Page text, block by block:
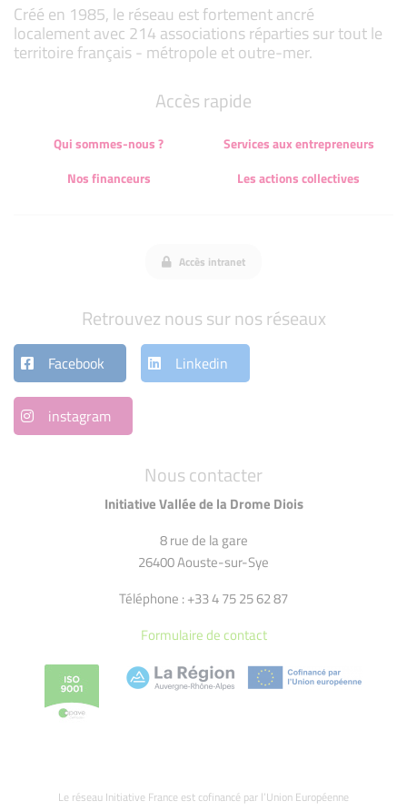
Créé en 1985, le réseau est fortement ancré
localement avec 214 associations réparties sur tout le
territoire français - métropole et outre-mer.
Nous contacter
Initiative Vallée de la Drome Diois
8 rue de la gare
26400 Aouste-sur-Sye
Téléphone : +33 4 75 25 62 87
Formulaire de contact
Le réseau Initiative France est cofinancé par l’Union Européenne
Accès rapide
Qui sommes-nous ?
Services aux entrepreneurs
Nos financeurs
Les actions collectives
Accès intranet
Retrouvez nous sur nos réseaux
Facebook Linkedin
instagram